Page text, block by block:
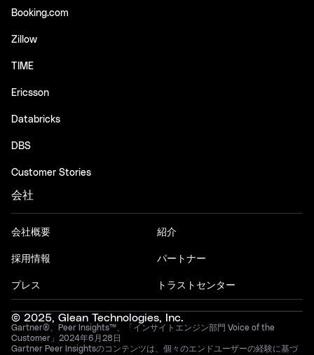
Booking.com
Zillow
TIME
Ericsson
Databricks
DBS
Customer Stories
会社
会社概要
採用情報
プレス
紹介
パートナー
トラストセンター
© 2025, Glean Technologies, Inc.
Gartner®、Peer Insights™、「インサイトエンジン部門 Voice of the
Customer」2024年6月28日
Gartner Peer Insightsのコンテンツは、個々のエンドユーザーの経験に基づ